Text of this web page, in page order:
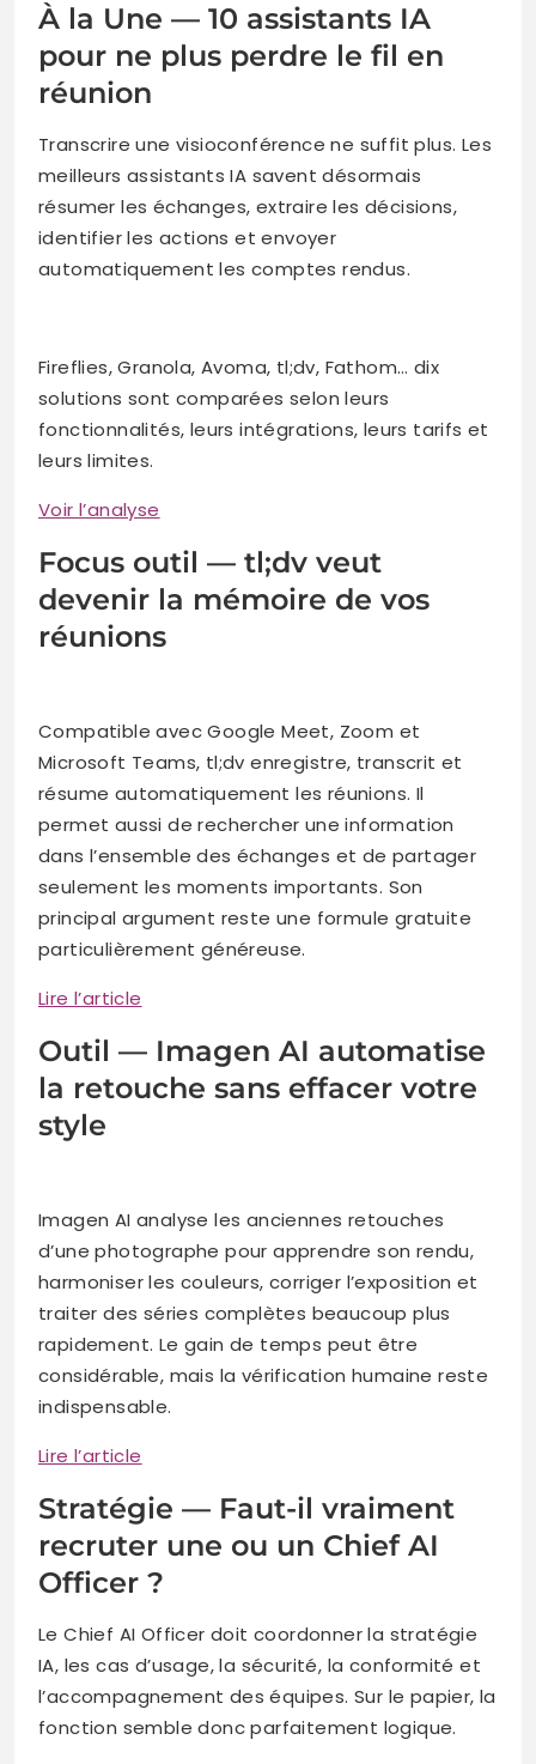
À la Une — 10 assistants IA
pour ne plus perdre le fil en
réunion
Transcrire une visioconférence ne suffit plus. Les
meilleurs assistants IA savent désormais
résumer les échanges, extraire les décisions,
identifier les actions et envoyer
automatiquement les comptes rendus.
Fireflies, Granola, Avoma, tl;dv, Fathom… dix
solutions sont comparées selon leurs
fonctionnalités, leurs intégrations, leurs tarifs et
leurs limites.
Voir l’analyse
Focus outil — tl;dv veut
devenir la mémoire de vos
réunions
Compatible avec Google Meet, Zoom et
Microsoft Teams, tl;dv enregistre, transcrit et
résume automatiquement les réunions. Il
permet aussi de rechercher une information
dans l’ensemble des échanges et de partager
seulement les moments importants. Son
principal argument reste une formule gratuite
particulièrement généreuse.
Lire l’article
Outil — Imagen AI automatise
la retouche sans effacer votre
style
Imagen AI analyse les anciennes retouches
d’une photographe pour apprendre son rendu,
harmoniser les couleurs, corriger l’exposition et
traiter des séries complètes beaucoup plus
rapidement. Le gain de temps peut être
considérable, mais la vérification humaine reste
indispensable.
Lire l’article
Stratégie — Faut-il vraiment
recruter une ou un Chief AI
Officer ?
Le Chief AI Officer doit coordonner la stratégie
IA, les cas d’usage, la sécurité, la conformité et
l’accompagnement des équipes. Sur le papier, la
fonction semble donc parfaitement logique.